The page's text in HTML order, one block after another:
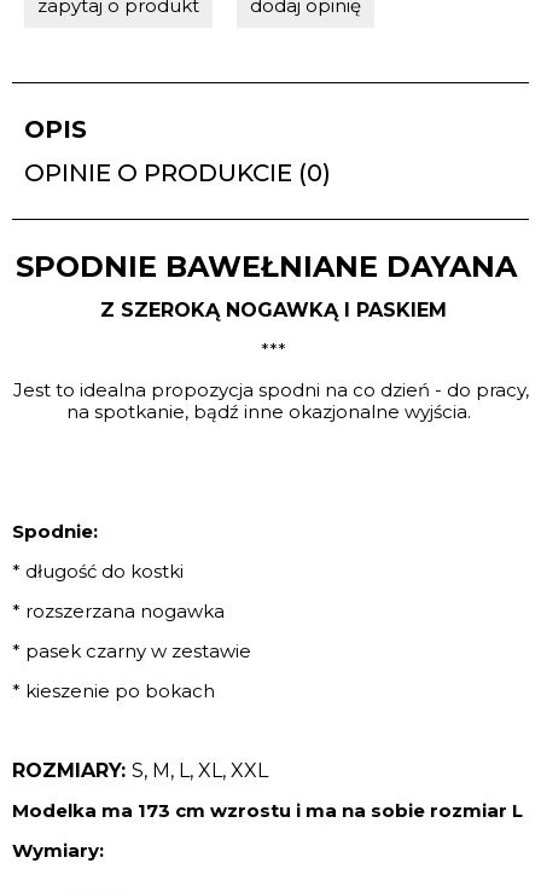
zapytaj o produkt dodaj opinię
OPIS
OPINIE O PRODUKCIE (0)
SPODNIE BAWEŁNIANE DAYANA
Z SZEROKĄ NOGAWKĄ I PASKIEM
***
Jest to idealna propozycja spodni na co dzień - do pracy,
na spotkanie, bądź inne okazjonalne wyjścia.
Spodnie:
* długość do kostki
* rozszerzana nogawka
* pasek czarny w zestawie
* kieszenie po bokach
ROZMIARY: S, M, L, XL, XXL
Modelka ma 173 cm wzrostu i ma na sobie rozmiar L
Wymiary: